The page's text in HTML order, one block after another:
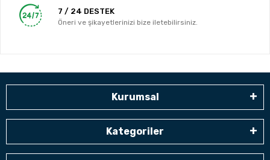
7 / 24 DESTEK
Öneri ve şikayetlerinizi bize iletebilirsiniz.
Kurumsal
Kategoriler